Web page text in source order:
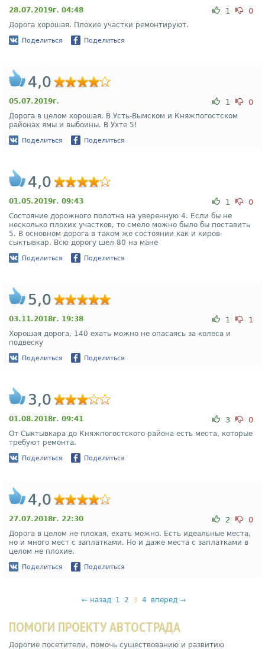
28.07.2019г. 04:48 1 0
Дорога хорошая. Плохие участки ремонтируют.
Поделиться Поделиться
4,0
05.07.2019г. 1 0
Дорога в целом хорошая. В Усть-Вымском и Княжпогостском
районах ямы и выбоины. В Ухте 5!
Поделиться Поделиться
4,0
01.05.2019г. 09:43 1 0
Состояние дорожного полотна на уверенную 4. Если бы не
несколько плохих участков, то смело можно было бы поставить
5. В основном дорога в таком же состоянии как и киров-
сыктывкар. Всю дорогу шел 80 на мане
Поделиться Поделиться
5,0
03.11.2018г. 19:38 1 1
Хорошая дорога, 140 ехать можно не опасаясь за колеса и
подвеску
Поделиться Поделиться
3,0
01.08.2018г. 09:41 3 0
От Сыктывкара до Княжпогостского района есть места, которые
требуют ремонта.
Поделиться Поделиться
4,0
27.07.2018г. 22:30 2 0
Дорога в целом не плохая, ехать можно. Есть идеальные места,
но и много мест с заплатками. Но и даже места с заплатками в
целом не плохие.
Поделиться Поделиться
← назад 1 2 3 4 вперед→
ПОМОГИ ПРОЕКТУ АВТОСТРАДА
Дорогие посетители, помочь существованию и развитию